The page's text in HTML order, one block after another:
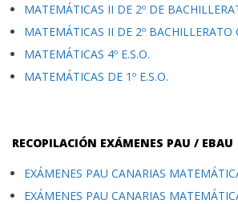
MATEMÁTICAS II DE 2º DE
MATEMÁTICAS II DE 2º BACHILLERATO
MATEMÁTICAS 4º E.S.O.
MATEMÁTICAS DE 1º E.S.O.
RECOPILACIÓN EXÁMENES PAU / EBAU
EXÁMENES PAU CANARIAS
EXÁMENES PAU CANARIAS